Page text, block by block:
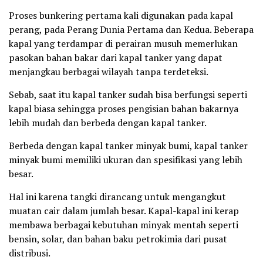
Proses bunkering pertama kali digunakan pada kapal
perang, pada Perang Dunia Pertama dan Kedua. Beberapa
kapal yang terdampar di perairan musuh memerlukan
pasokan bahan bakar dari kapal tanker yang dapat
menjangkau berbagai wilayah tanpa terdeteksi.
Sebab, saat itu kapal tanker sudah bisa berfungsi seperti
kapal biasa sehingga proses pengisian bahan bakarnya
lebih mudah dan berbeda dengan kapal tanker.
Berbeda dengan kapal tanker minyak bumi, kapal tanker
minyak bumi memiliki ukuran dan spesifikasi yang lebih
besar.
Hal ini karena tangki dirancang untuk mengangkut
muatan cair dalam jumlah besar. Kapal-kapal ini kerap
membawa berbagai kebutuhan minyak mentah seperti
bensin, solar, dan bahan baku petrokimia dari pusat
distribusi.